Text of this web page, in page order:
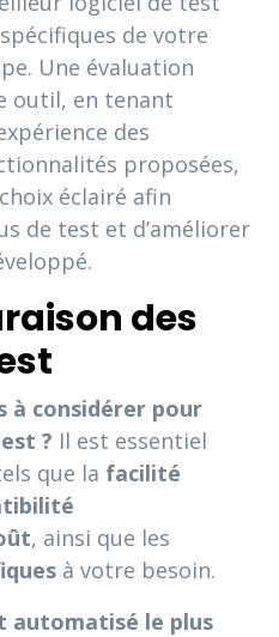
de votre
Une évaluation
outil, en tenant
des
proposées,
éclairé afin
de test et d’améliorer
des
à considérer pour
? Il est essentiel
que la facilité
, ainsi que les
à votre besoin.
automatisé le plus